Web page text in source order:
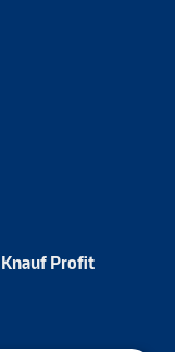
Knauf Profit